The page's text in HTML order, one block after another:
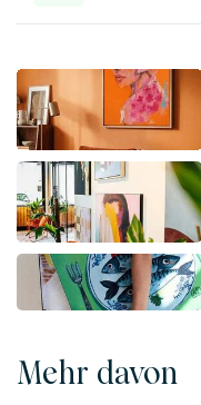
Mehr davon